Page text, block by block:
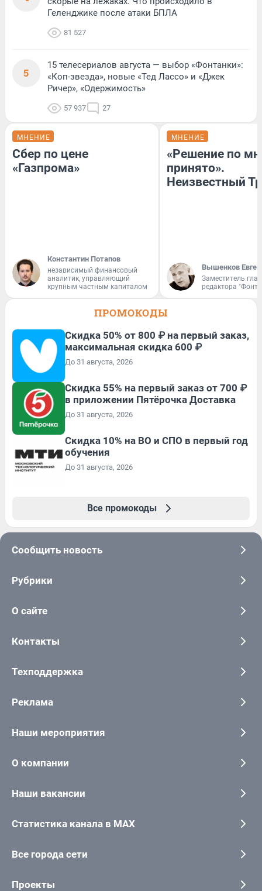
Геленджике после атаки БПЛА
81 527
5
15 телесериалов августа — выбор «Фонтанки»:
«Коп-звезда», новые «Тед Лассо» и «Джек
Ричер», «Одержимость»
57 937 27
МНЕНИЕ
Сбер по цене
«Газпрома»
Константин Потапов
независимый финансовый
аналитик, управляющий
крупным частным капиталом
МНЕНИЕ
«Решение по
принято».
Неизвестный
Вышенков
Заместитель
редактора
ПРОМОКОДЫ
Скидка 50% от 800 ₽ на первый заказ,
максимальная скидка 600 ₽
До 31 августа, 2026
Скидка 55% на первый заказ от 700 ₽
в приложении Пятёрочка Доставка
До 31 августа, 2026
Скидка 10% на ВО и СПО в первый год
обучения
До 31 августа, 2026
Все промокоды
Сообщить новость
Рубрики
О сайте
Контакты
Техподдержка
Реклама
Наши мероприятия
О компании
Наши вакансии
Статистика канала в MAX
Все города сети
Проекты